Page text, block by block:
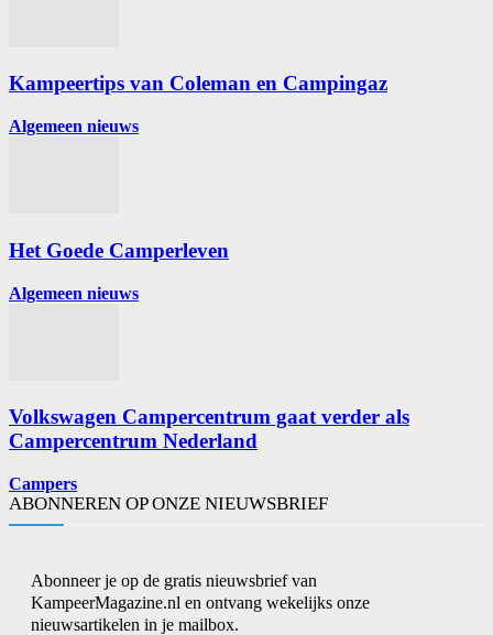
Kampeertips van Coleman en Campingaz
Algemeen nieuws
Het Goede Camperleven
Algemeen nieuws
Volkswagen Campercentrum gaat verder als
Campercentrum Nederland
Campers
ABONNEREN OP ONZE NIEUWSBRIEF
Abonneer je op de gratis nieuwsbrief van
KampeerMagazine.nl en ontvang wekelijks onze
nieuwsartikelen in je mailbox.